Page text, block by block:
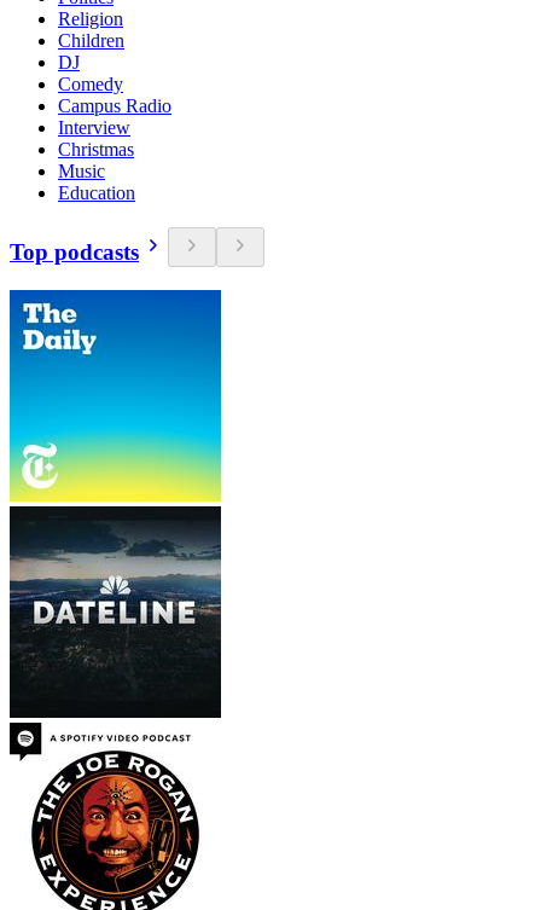
Religion
Children
DJ
Comedy
Campus Radio
Interview
Christmas
Music
Education
Top podcasts